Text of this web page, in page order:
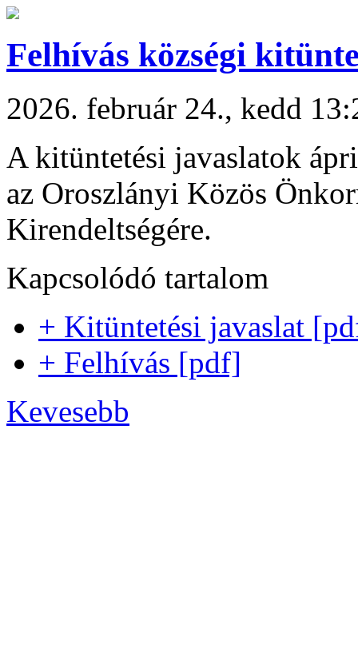
Felhívás községi
2026. február 24., kedd
A kitüntetési javaslatok
az Oroszlányi Közös
Kirendeltségére.
Kapcsolódó tartalom
+ Kitüntetési javaslat
+ Felhívás [pdf]
Kevesebb